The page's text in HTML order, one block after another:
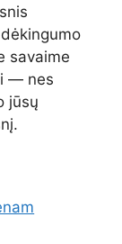
savaime
— nes
jūsų